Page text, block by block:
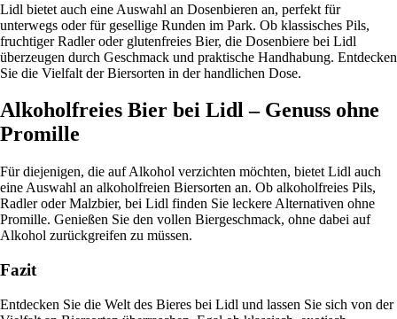
Lidl bietet auch eine Auswahl an Dosenbieren an, perfekt für
unterwegs oder für gesellige Runden im Park. Ob klassisches Pils,
fruchtiger Radler oder glutenfreies Bier, die Dosenbiere bei Lidl
überzeugen durch Geschmack und praktische Handhabung. Entdecken
Sie die Vielfalt der Biersorten in der handlichen Dose.
Alkoholfreies Bier bei Lidl – Genuss ohne
Promille
Für diejenigen, die auf Alkohol verzichten möchten, bietet Lidl auch
eine Auswahl an alkoholfreien Biersorten an. Ob alkoholfreies Pils,
Radler oder Malzbier, bei Lidl finden Sie leckere Alternativen ohne
Promille. Genießen Sie den vollen Biergeschmack, ohne dabei auf
Alkohol zurückgreifen zu müssen.
Fazit
Entdecken Sie die Welt des Bieres bei Lidl und lassen Sie sich von der